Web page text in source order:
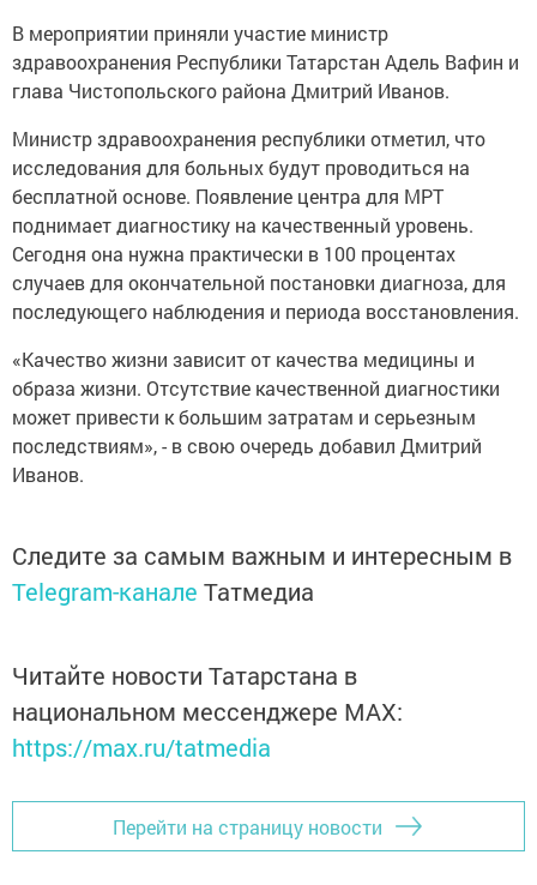
В мероприятии приняли участие министр
здравоохранения Республики Татарстан Адель Вафин и
глава Чистопольского района Дмитрий Иванов.
Министр здравоохранения республики отметил, что
исследования для больных будут проводиться на
бесплатной основе. Появление центра для МРТ
поднимает диагностику на качественный уровень.
Сегодня она нужна практически в 100 процентах
случаев для окончательной постановки диагноза, для
последующего наблюдения и периода восстановления.
«Качество жизни зависит от качества медицины и
образа жизни. Отсутствие качественной диагностики
может привести к большим затратам и серьезным
последствиям», - в свою очередь добавил Дмитрий
Иванов.
Следите за самым важным и интересным в
Telegram-канале Татмедиа
Читайте новости Татарстана в
национальном мессенджере MАХ:
https://max.ru/tatmedia
Перейти на страницу новости